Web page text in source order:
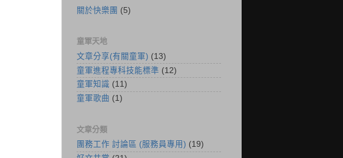
關於快樂團 (5)
童軍天地
文章分享(有關童軍) (13)
童軍進程專科技能標準 (12)
童軍知識 (11)
童軍歌曲 (1)
文章分類
團務工作 討論區 (服務員專用) (19)